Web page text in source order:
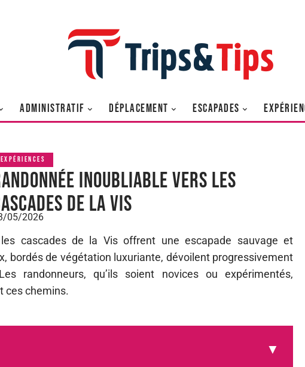
ADMINISTRATIF DÉPLACEMENT ESCAPADES
EXPÉRIENCES
inoubliable vers les
de la Vis
05/2026
cascades de la Vis offrent une escapade sauvage et
bordés de végétation luxuriante, dévoilent progressivement
randonneurs, qu’ils soient novices ou expérimentés,
ces chemins.